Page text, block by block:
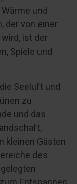
und
der von einer
ist der
Spiele und
Seeluft und
zu
und das
kleinen Gästen
des